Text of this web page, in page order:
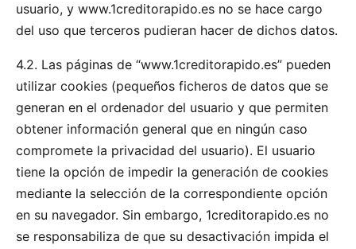
usuario, y www.1creditorapido.es no se hace cargo
del uso que terceros pudieran hacer de dichos datos.
4.2. Las páginas de “www.1creditorapido.es” pueden
utilizar cookies (pequeños ficheros de datos que se
generan en el ordenador del usuario y que permiten
obtener información general que en ningún caso
compromete la privacidad del usuario). El usuario
tiene la opción de impedir la generación de cookies
mediante la selección de la correspondiente opción
en su navegador. Sin embargo, 1creditorapido.es no
se responsabiliza de que su desactivación impida el